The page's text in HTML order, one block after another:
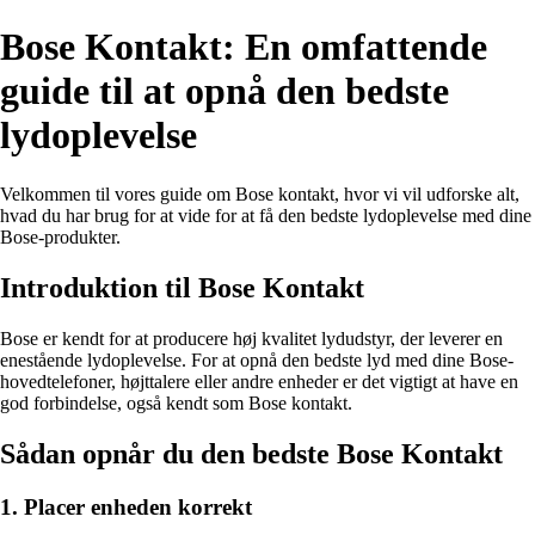
Bose Kontakt: En omfattende
guide til at opnå den bedste
lydoplevelse
Velkommen til vores guide om Bose kontakt, hvor vi vil udforske alt,
hvad du har brug for at vide for at få den bedste lydoplevelse med dine
Bose-produkter.
Introduktion til Bose Kontakt
Bose er kendt for at producere høj kvalitet lydudstyr, der leverer en
enestående lydoplevelse. For at opnå den bedste lyd med dine Bose-
hovedtelefoner, højttalere eller andre enheder er det vigtigt at have en
god forbindelse, også kendt som Bose kontakt.
Sådan opnår du den bedste Bose Kontakt
1. Placer enheden korrekt